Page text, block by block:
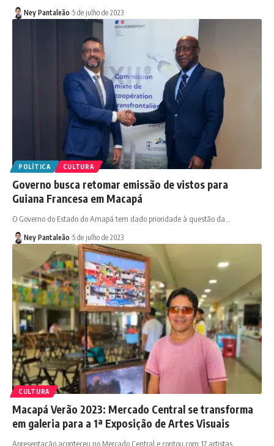
Ney Pantaleão 5 de julho de 2023
POLÍTICA CULTURA
Governo busca retomar emissão de vistos para
Guiana Francesa em Macapá
O Governo do Estado do Amapá tem dado prioridade à questão da…
Ney Pantaleão 5 de julho de 2023
CULTURA
Macapá Verão 2023: Mercado Central se transforma
em galeria para a 1ª Exposição de Artes Visuais
Apresentação aconteceu no Mercado Central e contou com 17 artistas